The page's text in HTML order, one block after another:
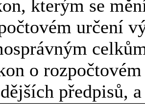
kterým se
určení
o
předpisů,